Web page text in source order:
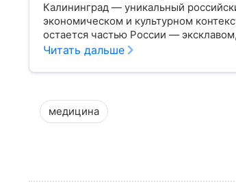
Калининград — уникальный
экономическом и культурном
остается частью России —
— главное об этом населенном пункте.
Читать дальше
медицина